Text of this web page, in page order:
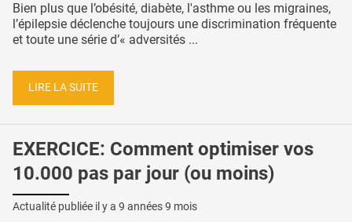
Bien plus que l’obésité, diabète, l'asthme ou les migraines,
l’épilepsie déclenche toujours une discrimination fréquente
et toute une série d’« adversités ...
LIRE LA SUITE
EXERCICE: Comment optimiser vos
10.000 pas par jour (ou moins)
Actualité publiée il y a 9 années 9 mois